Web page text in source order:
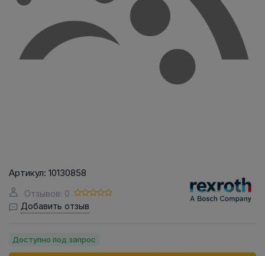
Артикул: 10130858
Отзывов: 0
Добавить отзыв
Доступно под запрос